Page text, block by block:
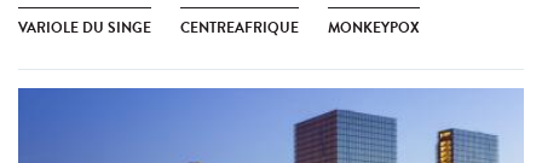
VARIOLE DU SINGE CENTREAFRIQUE MONKEYPOX